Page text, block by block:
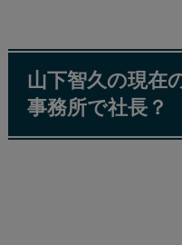
山下智久の現在
事務所で社長？